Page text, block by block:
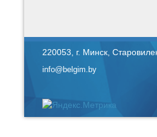
220053, г. Минск,
info@belgim.by